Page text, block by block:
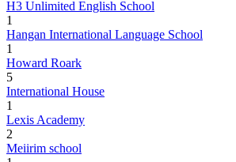
H3 Unlimited English School
1
Hangan International Language School
1
Howard Roark
5
International House
1
Lexis Academy
2
Meiirim school